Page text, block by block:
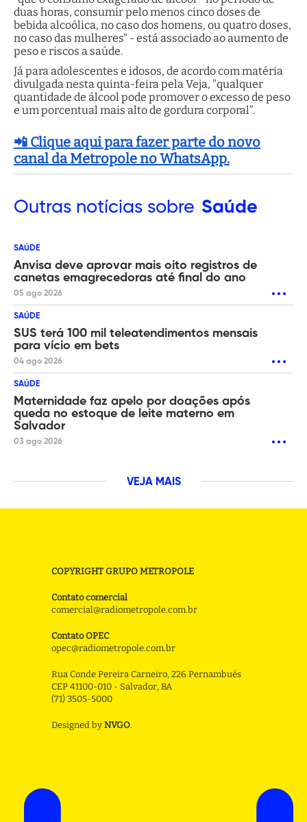
duas horas, consumir pelo menos cinco doses de
bebida alcoólica, no caso dos homens, ou quatro doses,
no caso das mulheres" - está associado ao aumento de
peso e riscos a saúde.
Já para adolescentes e idosos, de acordo com matéria
divulgada nesta quinta-feira pela Veja, "qualquer
quantidade de álcool pode promover o excesso de peso
e um porcentual mais alto de gordura corporal”.
📲 Clique aqui para fazer parte do novo
canal da Metropole no WhatsApp.
Outras notícias sobre Saúde
SAÚDE
Anvisa deve aprovar mais oito registros de
canetas emagrecedoras até final do ano
05 ago 2026
SAÚDE
SUS terá 100 mil teleatendimentos mensais
para vício em bets
04 ago 2026
SAÚDE
Maternidade faz apelo por doações após
queda no estoque de leite materno em
Salvador
03 ago 2026
VEJA MAIS
COPYRIGHT GRUPO METROPOLE
Contato comercial
comercial@radiometropole.com.br
Contato OPEC
opec@radiometropole.com.br
Rua Conde Pereira Carneiro, 226 Pernambués
CEP 41100-010 - Salvador, BA
(71) 3505-5000
Designed by NVGO.